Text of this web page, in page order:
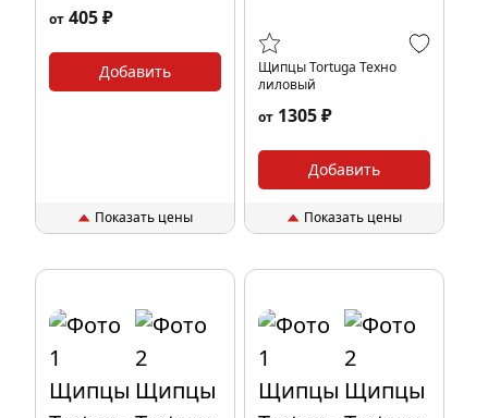
от 405 ₽
Добавить
Показать цены
Щипцы Tortuga Техно
лиловый
от 1305 ₽
Добавить
Показать цены